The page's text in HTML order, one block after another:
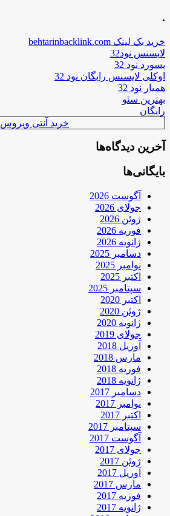
.
خرید بک لینک behtarinbacklink.com
لایسنس نود32
پسورد نود 32
اوکلی لایسنس رایگان نود 32
همیار نود 32
بهترین سئو
رایگان
خرید آنتی ویروس
آخرین دیدگاه‌ها
بایگانی‌ها
آگوست 2026
جولای 2026
ژوئن 2026
فوریه 2026
ژانویه 2026
دسامبر 2025
نوامبر 2025
اکتبر 2025
سپتامبر 2025
اکتبر 2020
ژوئن 2020
ژانویه 2020
جولای 2019
آوریل 2018
مارس 2018
فوریه 2018
ژانویه 2018
دسامبر 2017
نوامبر 2017
اکتبر 2017
سپتامبر 2017
آگوست 2017
جولای 2017
ژوئن 2017
آوریل 2017
مارس 2017
فوریه 2017
ژانویه 2017